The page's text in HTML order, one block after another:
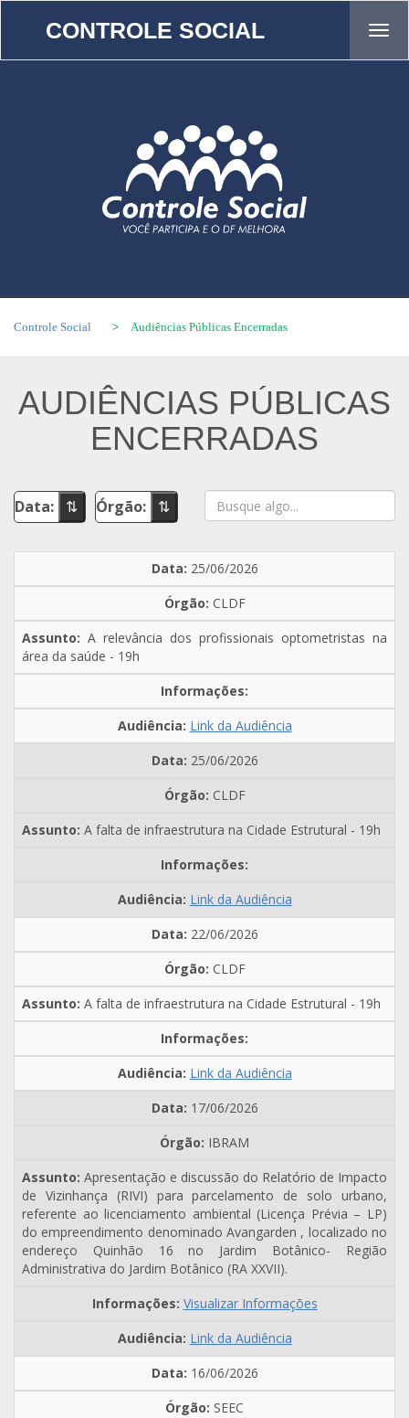
CONTROLE SOCIAL
Controle Social > Audiências Públicas Encerradas
AUDIÊNCIAS PÚBLICAS
ENCERRADAS
Data: ⇅ Órgão: ⇅
25/06/2026
CLDF
A relevância dos profissionais optometristas na
área da saúde - 19h
Link da Audiência
25/06/2026
CLDF
A falta de infraestrutura na Cidade Estrutural - 19h
Link da Audiência
22/06/2026
CLDF
A falta de infraestrutura na Cidade Estrutural - 19h
Link da Audiência
17/06/2026
IBRAM
Apresentação e discussão do Relatório de Impacto
de Vizinhança (RIVI) para parcelamento de solo urbano,
referente ao licenciamento ambiental (Licença Prévia – LP)
do empreendimento denominado Avangarden , localizado no
endereço Quinhão 16 no Jardim Botânico- Região
Administrativa do Jardim Botânico (RA XXVII).
Visualizar Informações
Link da Audiência
16/06/2026
SEEC